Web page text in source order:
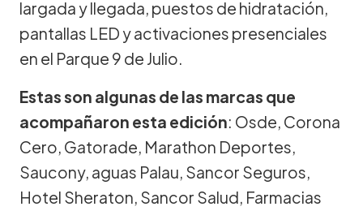
largada y llegada, puestos de hidratación,
pantallas LED y activaciones presenciales
en el Parque 9 de Julio.
Estas son algunas de las marcas que
acompañaron esta edición: Osde, Corona
Cero, Gatorade, Marathon Deportes,
Saucony, aguas Palau, Sancor Seguros,
Hotel Sheraton, Sancor Salud, Farmacias